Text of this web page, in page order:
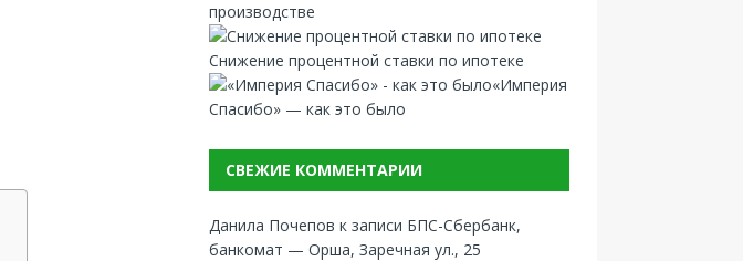
производстве
Снижение процентной ставки по ипотеке
«Империя
Спасибо» — как это было
СВЕЖИЕ КОММЕНТАРИИ
Данила Почепов к записи БПС-Сбербанк,
банкомат — Орша, Заречная ул., 25